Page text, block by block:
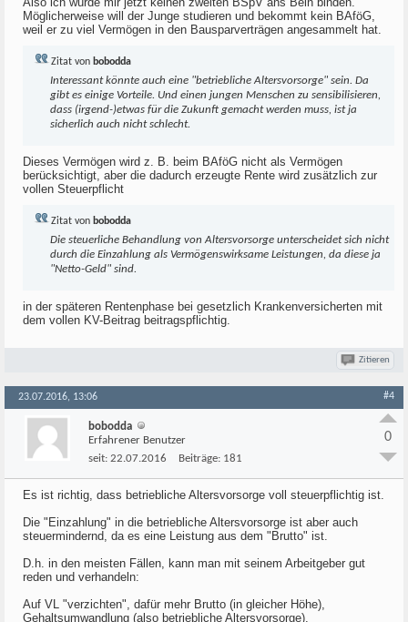
Möglicherweise will der Junge studieren und bekommt kein BAföG,
weil er zu viel Vermögen in den Bausparverträgen angesammelt hat.
Zitat von bobodda
Interessant könnte auch eine "betriebliche Altersvorsorge" sein. Da
gibt es einige Vorteile. Und einen jungen Menschen zu sensibilisieren,
dass (irgend-)etwas für die Zukunft gemacht werden muss, ist ja
sicherlich auch nicht schlecht.
Dieses Vermögen wird z. B. beim BAföG nicht als Vermögen
berücksichtigt, aber die dadurch erzeugte Rente wird zusätzlich zur
vollen Steuerpflicht
Zitat von bobodda
Die steuerliche Behandlung von Altersvorsorge unterscheidet sich nicht
durch die Einzahlung als Vermögenswirksame Leistungen, da diese ja
"Netto-Geld" sind.
in der späteren Rentenphase bei gesetzlich Krankenversicherten mit
dem vollen KV-Beitrag beitragspflichtig.
Zitieren
23.07.2016, 13:06 #4
bobodda
Erfahrener Benutzer
seit: 22.07.2016 Beiträge: 181
0
Es ist richtig, dass betriebliche Altersvorsorge voll steuerpflichtig ist.
Die "Einzahlung" in die betriebliche Altersvorsorge ist aber auch
steuermindernd, da es eine Leistung aus dem "Brutto" ist.
D.h. in den meisten Fällen, kann man mit seinem Arbeitgeber gut
reden und verhandeln:
Auf VL "verzichten", dafür mehr Brutto (in gleicher Höhe),
Gehaltsumwandlung (also betriebliche Altersvorsorge).